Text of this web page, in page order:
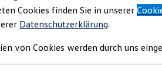
und Gebrauchtwagen
Cookies finden Sie in unserer
Datenschutzerklärung.
von Cookies werden durch uns